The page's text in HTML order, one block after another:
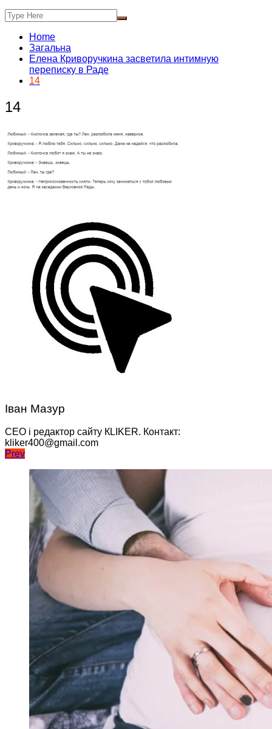
Home
Загальна
Елена Криворучкина засветила интимную
переписку в Раде
14
14
Іван Мазур
CEO і редактор сайту КLIKER. Контакт:
kliker400@gmail.com
Навігація
записів
Prev